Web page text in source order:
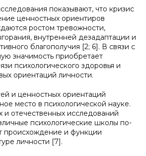
показывают, что кризис
ценностных ориентиров
ростом тревожности,
внутренней дезадаптации и
благополучия [2; 6]. В связи с
значимость приобретает
психологического здоровья и
ориентаций личности.
и ценностных ориентаций
место в психологической науке.
и отечественных исследований
психологические школы по-
происхождение и функции
личности [7].